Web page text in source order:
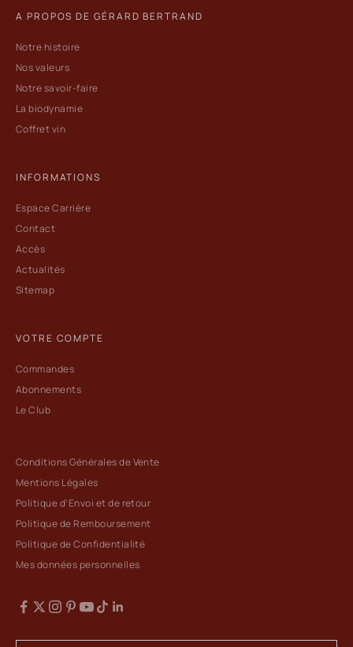
A PROPOS DE GÉRARD BERTRAND
Notre histoire
Nos valeurs
Notre savoir-faire
La biodynamie
Coffret vin
INFORMATIONS
Espace Carrière
Contact
Accès
Actualités
Sitemap
VOTRE COMPTE
Commandes
Abonnements
Le Club
Conditions Générales de Vente
Mentions Légales
Politique d'Envoi et de retour
Politique de Remboursement
Politique de Confidentialité
Mes données personnelles